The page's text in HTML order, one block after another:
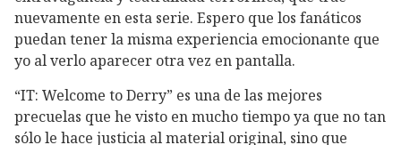
nuevamente en esta serie. Espero que los fanáticos
puedan tener la misma experiencia emocionante que
yo al verlo aparecer otra vez en pantalla.
“IT: Welcome to Derry” es una de las mejores
precuelas que he visto en mucho tiempo ya que no tan
sólo le hace justicia al material original, sino que